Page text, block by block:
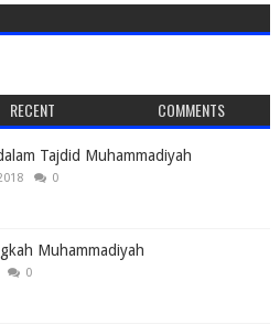
RECENT COMMENTS
Tajdid Muhammadiyah
0
Muhammadiyah
0